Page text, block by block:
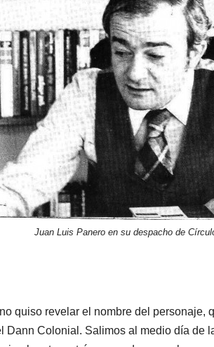
Juan Luis Panero en su despacho de
quiso revelar el nombre del personaje,
Dann Colonial. Salimos al medio día de